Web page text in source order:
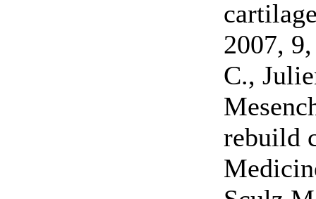
2007,
C.,
rebuild